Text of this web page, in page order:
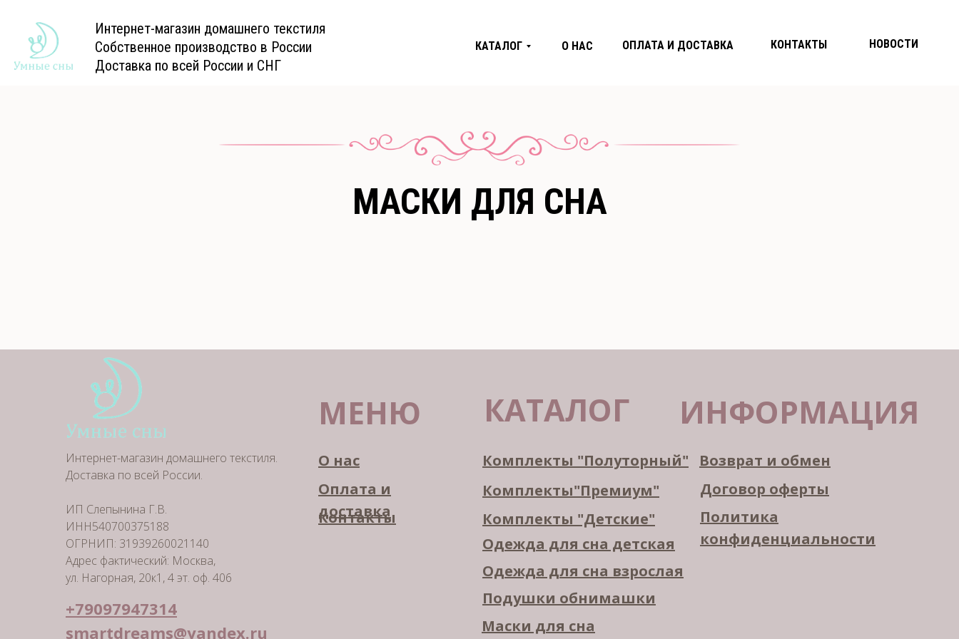
КАТАЛОГ О НАС ОПЛАТА И ДОСТАВКА НОВОСТИ
КОНТАКТЫ
Интернет-магазин домашнего текстиля
Собственное производство в России
Доставка по всей России и СНГ
МАСКИ ДЛЯ СНА
Интернет-магазин домашнего текстиля.
Доставка по всей России.
ИП Слепынина Г.В.
ИНН540700375188
ОГРНИП: 31939260021140
Адрес фактический: Москва,
ул. Нагорная, 20к1, 4 эт. оф. 406
МЕНЮ КАТАЛОГ ИНФОРМАЦИЯ
Комплекты"Премиум"
Комплекты "Детские"
Комплекты "Полуторный"
Одежда для сна детская
Одежда для сна взрослая
Подушки обнимашки
Маски для сна
О нас
Оплата и
доставка
Контакты
Возврат и обмен
Политика
конфиденциальности
Договор оферты
+79097947314
smartdreams@yandex.ru